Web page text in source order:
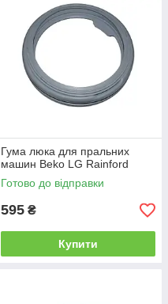
Гума люка для пральних
машин Beko LG Rainford
Готово до відправки
595 ₴
Купити